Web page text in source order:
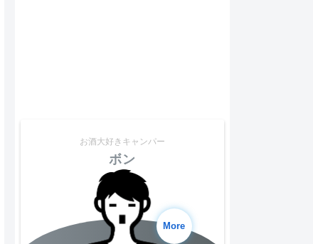
お酒大好きキャンパー
ボン
More